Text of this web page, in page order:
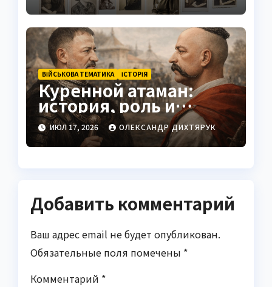
ВІЙСЬКОВА ТЕМАТИКА ІСТОРІЯ
Куренной атаман:
история, роль и
значение
ИЮЛ 17, 2026 ОЛЕКСАНДР ДИХТЯРУК
Добавить комментарий
Ваш адрес email не будет опубликован.
Обязательные поля помечены *
Комментарий *